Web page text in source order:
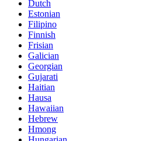
Dutch
Estonian
Filipino
Finnish
Frisian
Galician
Georgian
Gujarati
Haitian
Hausa
Hawaiian
Hebrew
Hmong